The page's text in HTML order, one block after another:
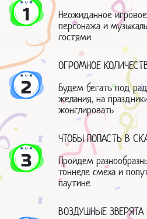
1
Неожиданное
персонажа и
гостями
2
ОГРОМНОЕ
Будем бегать под
желания, на
жонглировать
3
ЧТОБЫ ПОПАСТЬ В
Пройдем
тоннеле смеха и
паутине
ВОЗДУШНЫЕ